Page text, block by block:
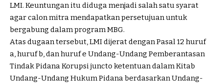
LMI. Keuntungan itu diduga menjadi salah satu syarat
agar calon mitra mendapatkan persetujuan untuk
bergabung dalam program MBG.
Atas dugaan tersebut, LMI dijerat dengan Pasal 12 huruf
a, huruf b, dan huruf e Undang-Undang Pemberantasan
Tindak Pidana Korupsi juncto ketentuan dalam Kitab
Undang-Undang Hukum Pidana berdasarkan Undang-